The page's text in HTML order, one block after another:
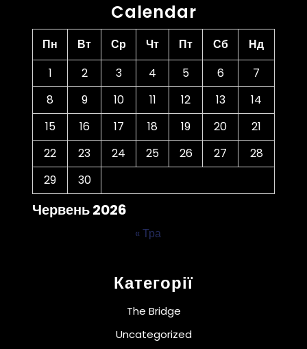
Calendar
Червень 2026
Пн Вт Ср Чт Пт Сб
Нд
1
2 3 4 5 6
7
8
9 10 11 12 13
14
15
16 17 18 19 20
21
22
23 24 25 26 27
28
29
30
« Тра
Категорії
The Bridge
Uncategorized